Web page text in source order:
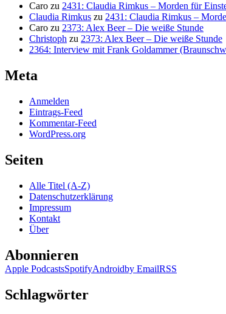
Caro zu 2431: Claudia Rimkus – Morden für
Claudia Rimkus zu 2431: Claudia Rimkus –
Caro zu 2373: Alex Beer – Die weiße Stunde
Christoph zu 2373: Alex Beer – Die weiße Stunde
2364: Interview mit Frank Goldammer
Meta
Anmelden
Eintrags-Feed
Kommentar-Feed
WordPress.org
Seiten
Alle Titel (A-Z)
Datenschutzerklärung
Impressum
Kontakt
Über
Abonnieren
Apple PodcastsSpotifyAndroidby EmailRSS
Schlagwörter